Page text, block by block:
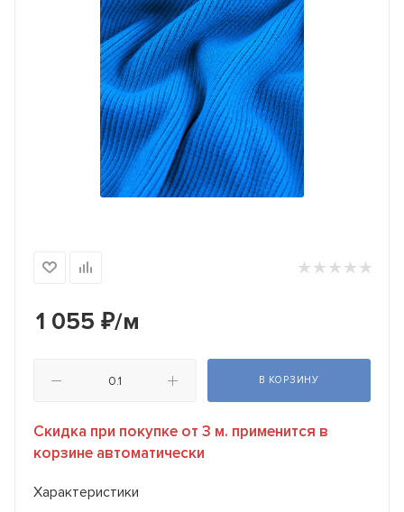
1 055 ₽/м
В КОРЗИНУ
Скидка при покупке от 3 м. применится в
корзине автоматически
Характеристики